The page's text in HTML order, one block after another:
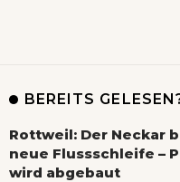
BEREITS
Rottweil: Der Neckar
neue Flussschleife –
wird abgebaut